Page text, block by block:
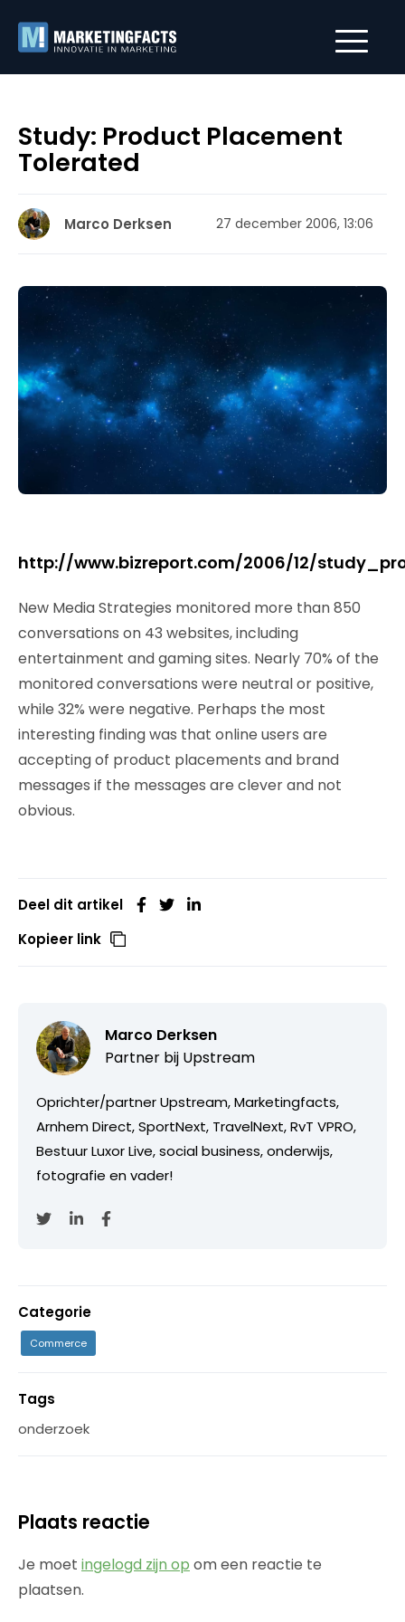
Study: Product Placement
Tolerated
Marco Derksen 27 december 2006, 13:06
http://www.bizreport.com/2006/12/
New Media Strategies monitored more than 850
conversations on 43 websites, including
entertainment and gaming sites. Nearly 70% of the
monitored conversations were neutral or positive,
while 32% were negative. Perhaps the most
interesting finding was that online users are
accepting of product placements and brand
messages if the messages are clever and not
obvious.
Deel dit artikel
Kopieer link
Marco Derksen
Partner bij Upstream
Oprichter/partner Upstream, Marketingfacts,
Arnhem Direct, SportNext, TravelNext, RvT VPRO,
Bestuur Luxor Live, social business, onderwijs,
fotografie en vader!
Categorie
Commerce
Tags
onderzoek
Plaats reactie
Je moet ingelogd zijn op om een reactie te
plaatsen.